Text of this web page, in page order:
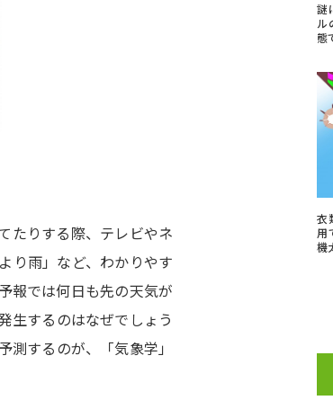
大学入学共通テスト「受験上の配慮案内」の請求
小学校教員資格認定
大学で学べる内容や特徴を調べる
新増設大学・学部・学科特集
新学年スタート号特集ページ（高
たりする際、テレビやネ
り雨」など、わかりやす
報では何日も先の天気が
生するのはなぜでしょう
するのが、「気象学」
謎
ル
態
衣
用
機